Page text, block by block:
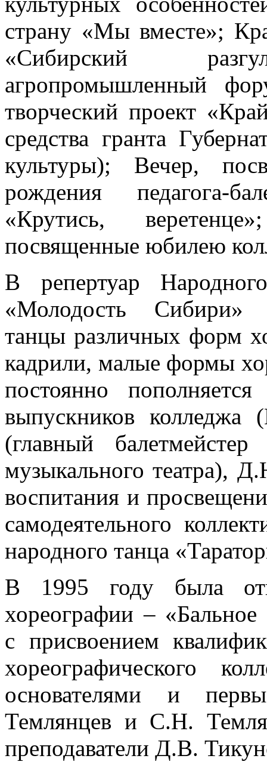
страну «Мы вместе»;
«Сибирский
агропромышленный
творческий проект
средства гранта
культуры); Вечер,
рождения педагога-
«Крутись,
посвященные юбилею
В репертуар
«Молодость Сибири»
танцы различных форм
кадрили, малые формы
постоянно
выпускников
(главный балетмейстер
музыкального театра),
воспитания и
самодеятельного
народного танца
В 1995 году была
хореографии – «Бальное
с присвоением
хореографического
основателями и
Темлянцев и С.Н.
преподаватели Д.В.